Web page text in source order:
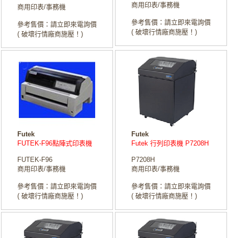
商用印表/事務機
參考售價：請立即來電詢價
( 破壞行情廠商施壓！)
商用印表/事務機
參考售價：請立即來電詢價
( 破壞行情廠商施壓！)
Futek
FUTEK-F96點陣式印表機
FUTEK-F96
商用印表/事務機
參考售價：請立即來電詢價
( 破壞行情廠商施壓！)
Futek
Futek 行列印表機 P7208H
P7208H
商用印表/事務機
參考售價：請立即來電詢價
( 破壞行情廠商施壓！)